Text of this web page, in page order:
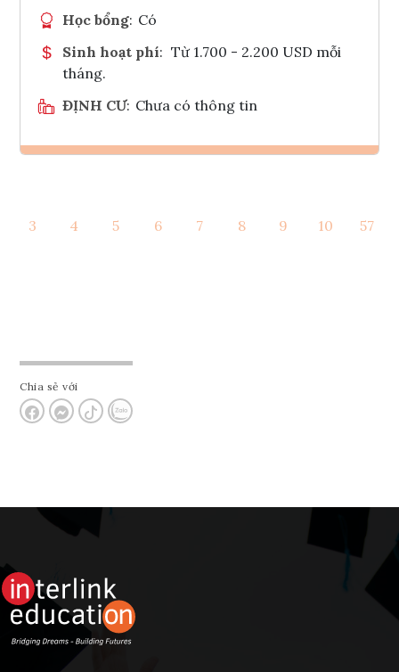
Học bổng: Có
Sinh hoạt phí: Từ 1.700 - 2.200 USD mỗi
tháng.
ĐỊNH CƯ: Chưa có thông tin
Tham vấn Interlink
3 4 5 6 7 8 9 10 57
Chia sẻ với